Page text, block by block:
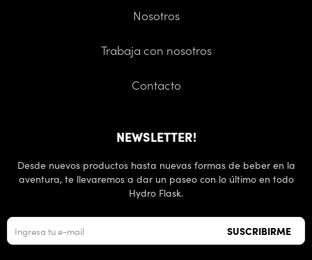
Nosotros
Trabaja con nosotros
Contacto
NEWSLETTER!
Desde nuevos productos hasta nuevas formas de beber en la
aventura, te llevaremos a dar un paseo con lo último en todo
Hydro Flask.
SUSCRIBIRME